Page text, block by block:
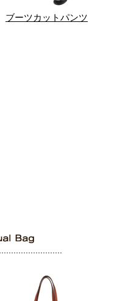
ブーツカットパンツ